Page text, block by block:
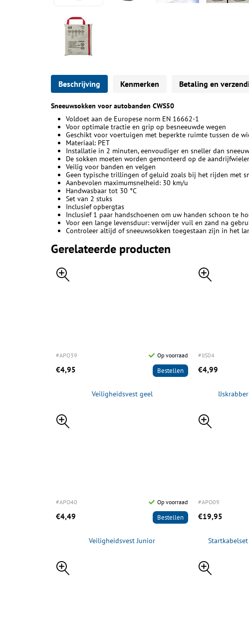
Beschrijving Kenmerken Betaling en
Sneeuwsokken voor autobanden CWS50
Voldoet aan de Europese norm EN 16662-1
Voor optimale tractie en grip op besneeuwde wegen
Geschikt voor voertuigen met beperkte ruimte tussen de
Materiaal: PET
Installatie in 2 minuten, eenvoudiger en sneller dan
De sokken moeten worden gemonteerd op de
Veilig voor banden en velgen
Geen typische trillingen of geluid zoals bij het rijden met
Aanbevolen maximumsnelheid: 30 km/u
Handwasbaar tot 30 °C
Set van 2 stuks
Inclusief opbergtas
Inclusief 1 paar handschoenen om uw handen schoon te
Voor een lange levensduur: verwijder vuil en zand na
Controleer altijd of sneeuwsokken toegestaan zijn in het
Gerelateerde producten
#APO39 Op voorraad
€4,95 Bestellen
Veiligheidsvest geel
#IJS04
€4,99
#APO40 Op voorraad
€4,49 Bestellen
Veiligheidsvest Junior
#APO09
€19,95